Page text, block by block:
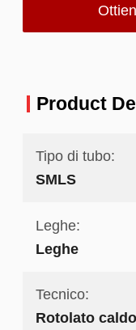
Product
Tipo di tubo:
SMLS
Leghe:
Leghe
Tecnico:
Rotolato